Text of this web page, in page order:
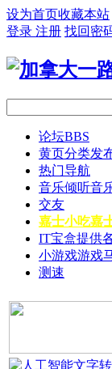
设为首页收藏本站
登录 注册 找回密
论坛BBS
黄页分类发
热门导航
音乐倾听音
交友
嘉士小吃嘉
IT宝盒提供
小游戏游戏
测速